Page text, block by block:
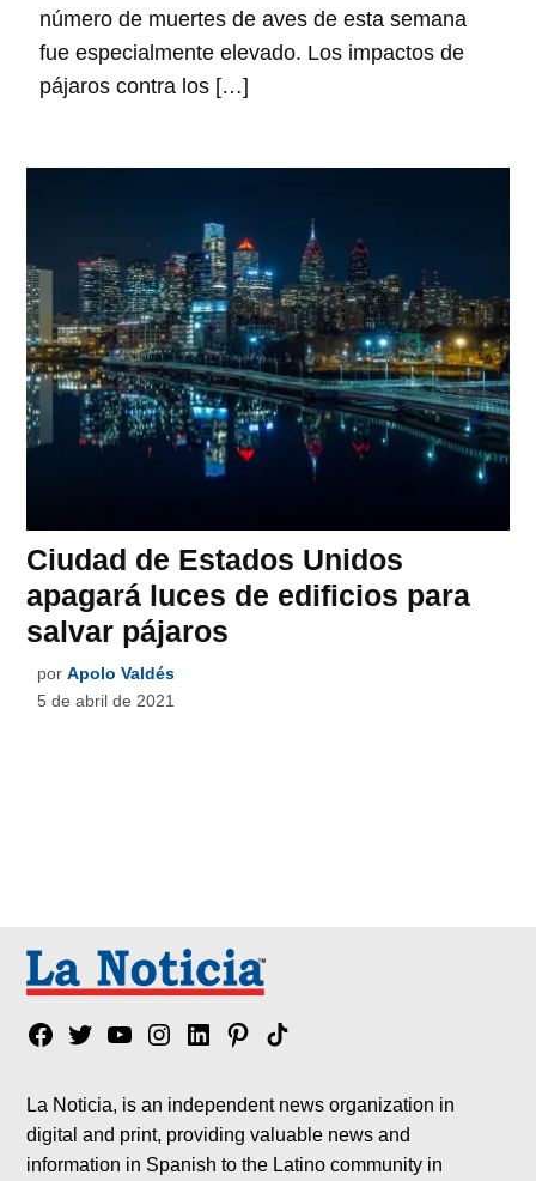
número de muertes de aves de esta semana
fue especialmente elevado. Los impactos de
pájaros contra los […]
Ciudad de Estados Unidos
apagará luces de edificios para
salvar pájaros
por Apolo Valdés
5 de abril de 2021
Facebook
TwitterYouTubeInstagram
LinkedinPinterest
Tik
La Noticia, is an independent news organization in
digital and print, providing valuable news and
information in Spanish to the Latino community in